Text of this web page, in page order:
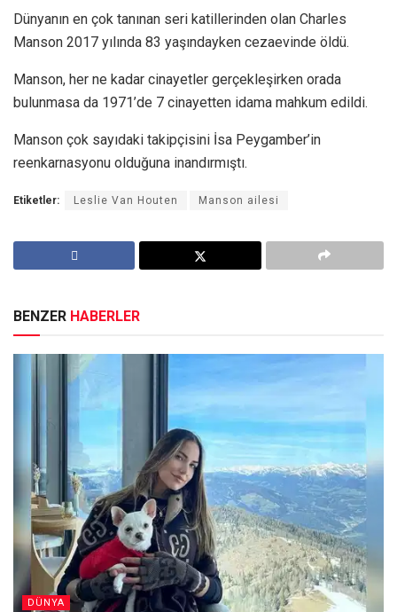
Dünyanın en çok tanınan seri katillerinden olan Charles
Manson 2017 yılında 83 yaşındayken cezaevinde öldü.
Manson, her ne kadar cinayetler gerçekleşirken orada
bulunmasa da 1971’de 7 cinayetten idama mahkum edildi.
Manson çok sayıdaki takipçisini İsa Peygamber’in
reenkarnasyonu olduğuna inandırmıştı.
Etiketler: Leslie Van Houten Manson ailesi
BENZER HABERLER
DÜNYA